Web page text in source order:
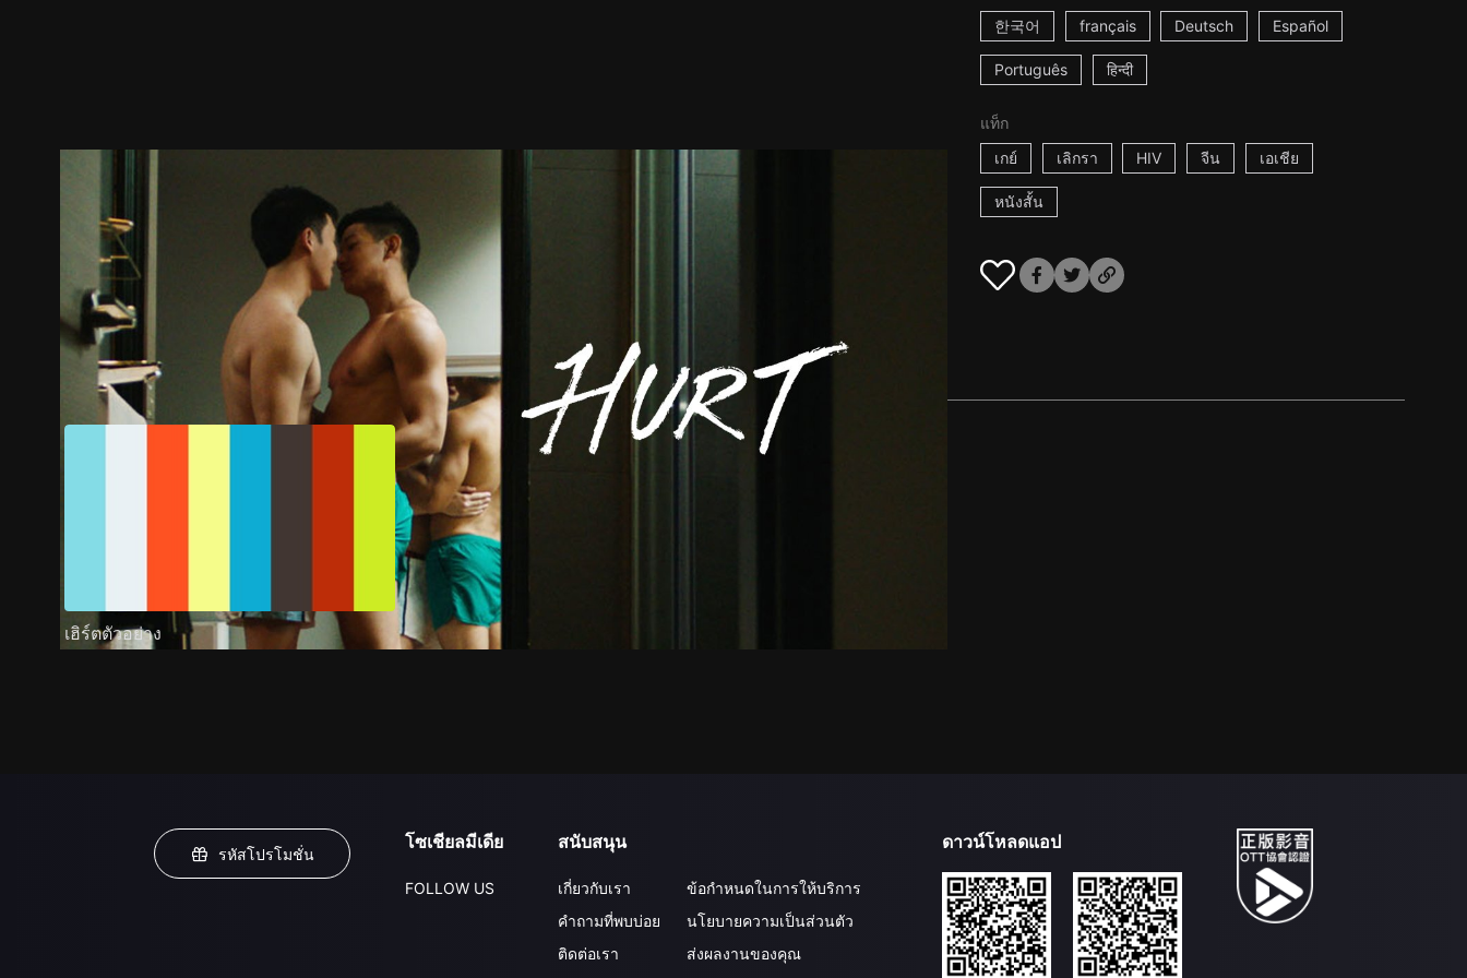
한국어 français Deutsch Español
Português हिन्दी
แท็ก
เกย์
เลิกรา HIV จีน เอเชีย
หนังสั้น
ตัวอย่าง ภาพนิ่ง เนื้อหาที่แนะนำ รายละเอียด
เฮิร์ตตัวอย่าง
รหัสโปรโมชั่น
โซเชียลมีเดีย
FOLLOW US
สนับสนุน
เกี่ยวกับเรา
คำถามที่พบบ่อย
ติดต่อเรา
ข้อกำหนดในการให้บริการ
นโยบายความเป็นส่วนตัว
ส่งผลงานของคุณ
ดาวน์โหลดแอป